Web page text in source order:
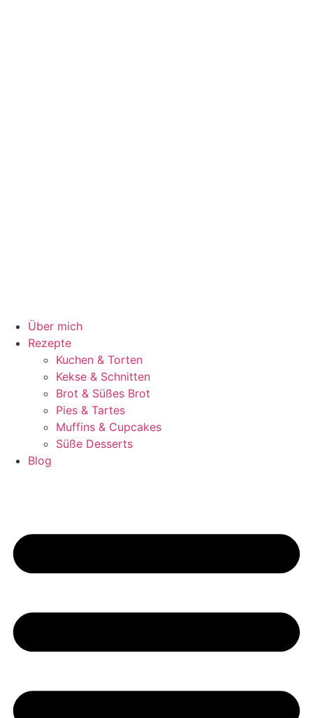
Über mich
Rezepte
Kuchen & Torten
Kekse & Schnitten
Brot & Süßes Brot
Pies & Tartes
Muffins & Cupcakes
Süße Desserts
Blog